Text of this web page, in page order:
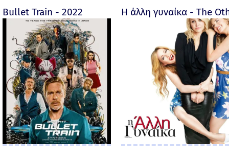
Bullet Train - 2022 Η άλλη γυναίκα - The